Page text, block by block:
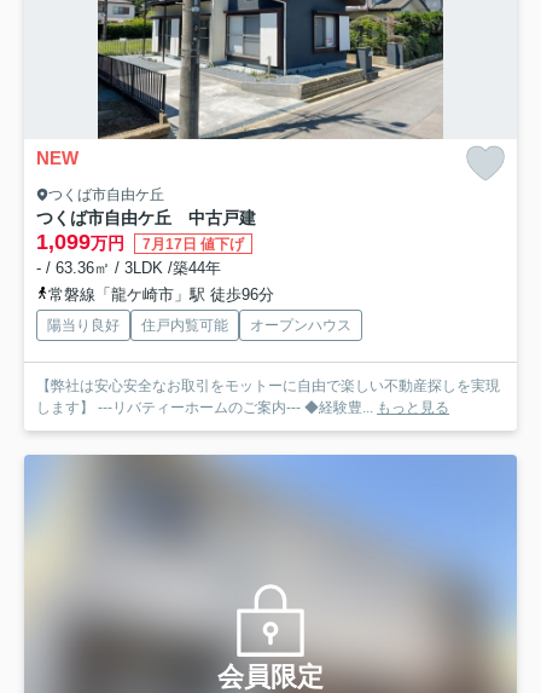
NEW
つくば市自由ケ丘
つくば市自由ケ丘 中古戸建
1,099万円 7月17日 値下げ
- / 63.36㎡ / 3LDK /築44年
常磐線「龍ケ崎市」駅 徒歩96分
陽当り良好 住戸内覧可能 オープンハウス
【弊社は安心安全なお取引をモットーに自由で楽しい不動産探しを実現
します】 ---リバティーホームのご案内--- ◆経験豊... もっと見る
会員限定